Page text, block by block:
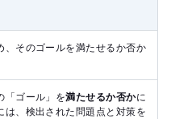
そのゴールを満たせるか否か
「ゴール」を満たせるか否かに
、検出された問題点と対策を